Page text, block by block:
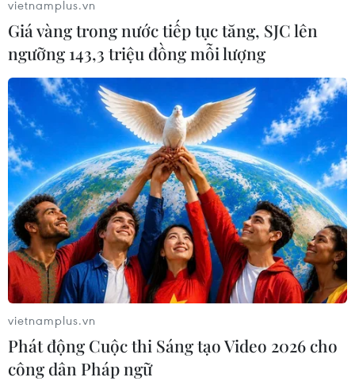
Ngân hàng Trung ương Anh cảnh
báo nước Anh đang đối mặt với
nguy cơ rơi vào khủng hoảng tài
chính, có thể đẩy các hộ gia đình
vào vòng xoáy chi phí vay mượn
tăng cao do hậu quả từ cuộc
chiến tại Iran.
(TTXVN/Vietnam+)
vietnamplus.vn
Giá vàng trong nước tiếp tục tăng, SJC lên
ngưỡng 143,3 triệu đồng mỗi lượng
vietnamplus.vn
Phát động Cuộc thi Sáng tạo Video 2026 cho
công dân Pháp ngữ